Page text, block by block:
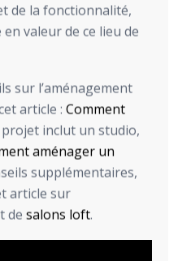
de la fonctionnalité,
valeur de ce lieu de
sur l’aménagement
article : Comment
projet inclut un studio,
aménager un
supplémentaires,
article sur
de salons loft.